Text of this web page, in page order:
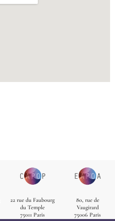
22 rue du Faubourg
du Temple
75011 Paris
80, rue de
Vaugirard
75006 Paris